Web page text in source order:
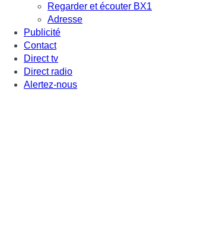
Regarder et écouter BX1
Adresse
Publicité
Contact
Direct tv
Direct radio
Alertez-nous